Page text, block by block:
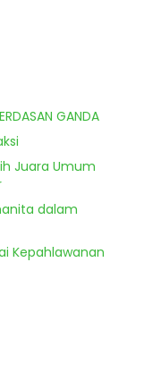
GANDA
Juara Umum
dalam
Kepahlawanan